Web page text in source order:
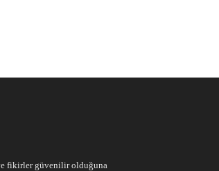
fikirler güvenilir olduğuna